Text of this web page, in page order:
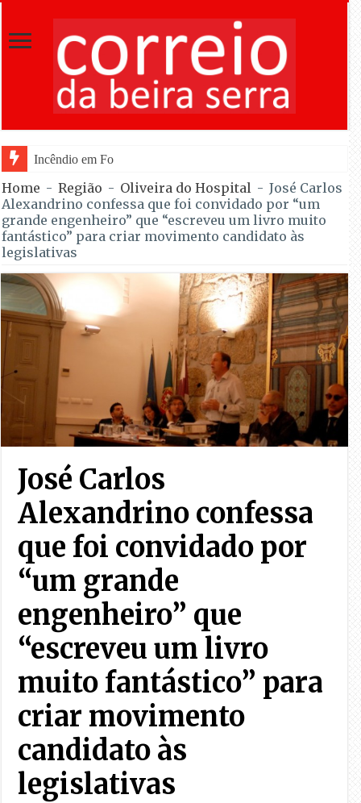
Incêndio em Fornos de Algodres dominado após co
Home - Região - Oliveira do Hospital - José Carlos
Alexandrino confessa que foi convidado por “um
grande engenheiro” que “escreveu um livro muito
fantástico” para criar movimento candidato às
legislativas
José Carlos
Alexandrino confessa
que foi convidado por
“um grande
engenheiro” que
“escreveu um livro
muito fantástico” para
criar movimento
candidato às
legislativas